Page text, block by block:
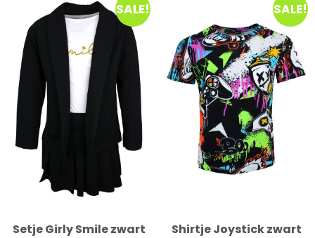
SALE!
Setje Girly Smile zwart
SALE!
Shirtje Joystick zwart